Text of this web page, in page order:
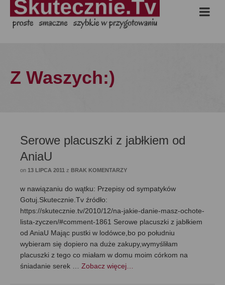
Z Waszych:)
Serowe placuszki z jabłkiem od
AniaU
on 13 LIPCA 2011 z BRAK KOMENTARZY
w nawiązaniu do wątku: Przepisy od sympatyków
Gotuj.Skutecznie.Tv źródło:
https://skutecznie.tv/2010/12/na-jakie-danie-masz-ochote-
lista-zyczen/#comment-1861 Serowe placuszki z jabłkiem
od AniaU Mając pustki w lodówce,bo po południu
wybieram się dopiero na duże zakupy,wymyśliłam
placuszki z tego co miałam w domu moim córkom na
śniadanie serek … Zobacz więcej…